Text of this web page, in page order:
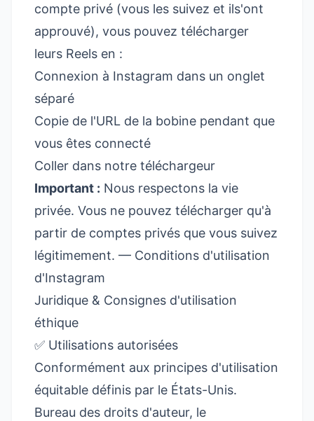
compte privé (vous les suivez et ils'ont
approuvé), vous pouvez télécharger
leurs Reels en :
Connexion à Instagram dans un onglet
séparé
Copie de l'URL de la bobine pendant que
vous êtes connecté
Coller dans notre téléchargeur
Important : Nous respectons la vie
privée. Vous ne pouvez télécharger qu'à
partir de comptes privés que vous suivez
légitimement. — Conditions d'utilisation
d'Instagram
Juridique & Consignes d'utilisation
éthique
✅ Utilisations autorisées
Conformément aux principes d'utilisation
équitable définis par le États-Unis.
Bureau des droits d'auteur, le